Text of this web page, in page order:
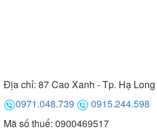
Địa chỉ: 87 Cao Xanh - Tp. Hạ
0971.048.739
0915.244.598
Mã số thuế: 0900469517